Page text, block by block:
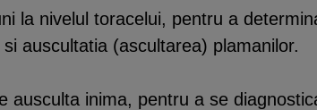
la nivelul toracelui, pentru a
auscultatia (ascultarea) plamanilor.
inima, pentru a se